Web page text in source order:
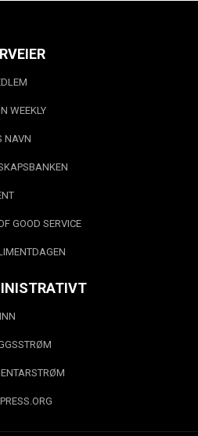
WEEKLY
NAVN
GOOD SERVICE